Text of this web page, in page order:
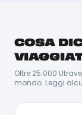
Da vera
stare in
avventure.
Dominicana,
è ballare la
COSA
Oltre 25.000
mondo. Leggi